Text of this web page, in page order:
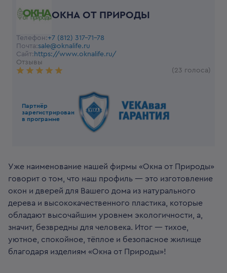
Уже наименование нашей фирмы «Окна от Природы»
говорит о том, что наш профиль — это изготовление
окон и дверей для Вашего дома из натурального
дерева и высококачественного пластика, которые
обладают высочайшим уровнем экологичности, а,
значит, безвредны для человека. Итог — тихое,
уютное, спокойное, тёплое и безопасное жилище
благодаря изделиям «Окна от Природы»!
ОКНА ОТ ПРИРОДЫ
Телефон:+7 (812) 317-71-78
Почта:sale@oknalife.ru
Сайт: https://www.oknalife.ru/
Отзывы
(23 голоса)
Партнёр
зарегистрирован
в программе